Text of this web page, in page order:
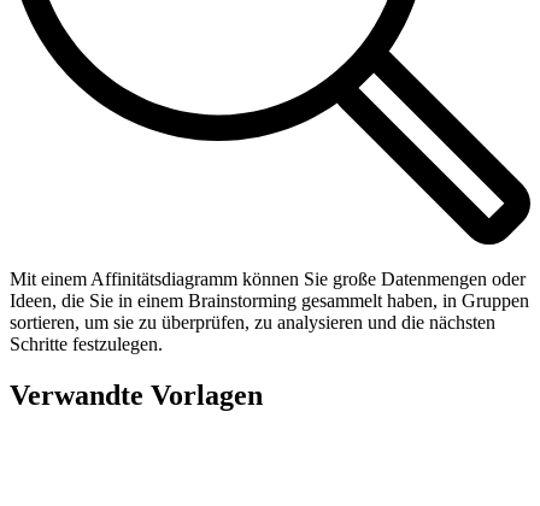
Mit einem Affinitätsdiagramm können Sie große Datenmengen oder
Ideen, die Sie in einem Brainstorming gesammelt haben, in Gruppen
sortieren, um sie zu überprüfen, zu analysieren und die nächsten
Schritte festzulegen.
Verwandte Vorlagen